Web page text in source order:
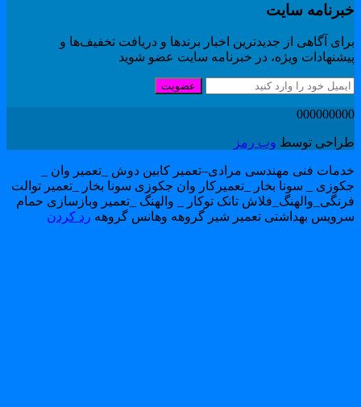
سایت
آگاهی از جدیدترین اخبار برندها و دریافت تخفیف‌ها و
ویژه، در خبرنامه سایت عضو شوید
عضویت
توسطوب رمز
فنی مهندسی مرادی–تعمیر کابین دوش _تعمیر وان _
_ سونا بخار _تعمیرکار وان جکوزی سونا بخار _تعمیر توالت
تانک توکار _ والهنگ _تعمیر وبازسازی حمام
بهداشتی تعمیر شیر گروهه وهانس گروههرد کردن